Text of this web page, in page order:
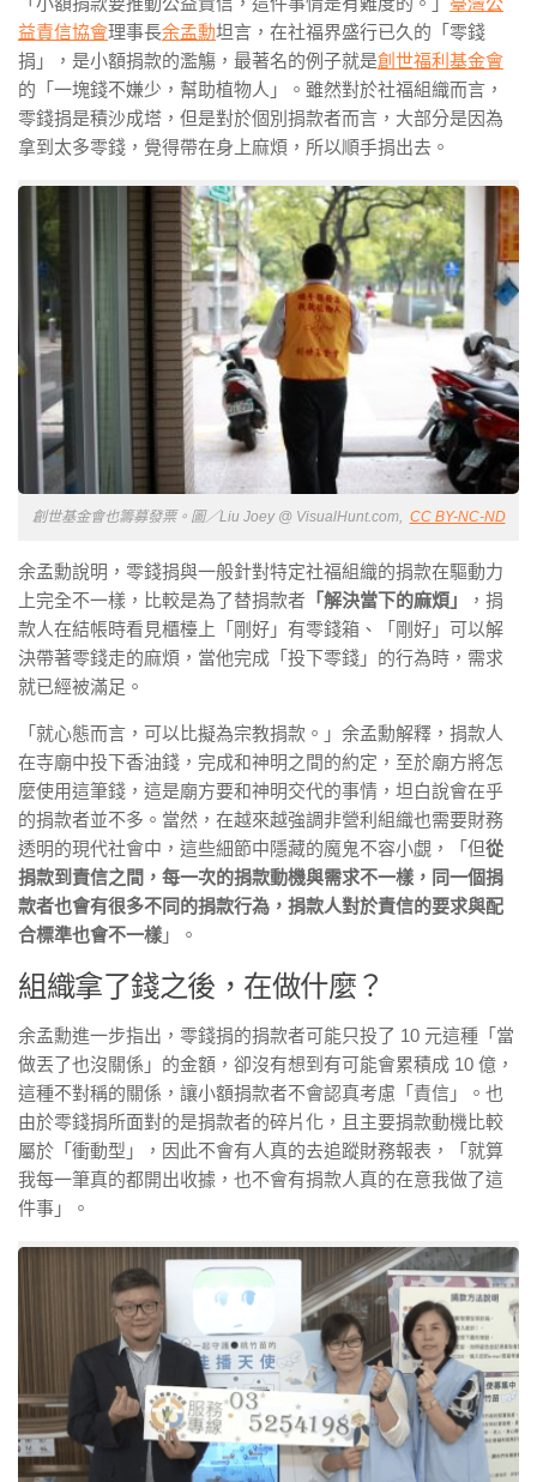
益責信協會理事長余孟勳坦言，在社福界盛行已久的「零錢
捐」，是小額捐款的濫觴，最著名的例子就是創世福利基金會
的「一塊錢不嫌少，幫助植物人」。雖然對於社福組織而言，
零錢捐是積沙成塔，但是對於個別捐款者而言，大部分是因為
拿到太多零錢，覺得帶在身上麻煩，所以順手捐出去。
創世基金會也籌募發票。圖／Liu Joey @ VisualHunt.com, CC BY-NC-ND
余孟勳說明，零錢捐與一般針對特定社福組織的捐款在驅動力
上完全不一樣，比較是為了替捐款者 「解決當下的麻煩」
，捐
款人在結帳時看見櫃檯上「剛好」有零錢箱、「剛好」可以解
決帶著零錢走的麻煩，當他完成「投下零錢」的行為時，需求
就已經被滿足。
「就心態而言，可以比擬為宗教捐款。」余孟勳解釋，捐款人
在寺廟中投下香油錢，完成和神明之間的約定，至於廟方將怎
麼使用這筆錢，這是廟方要和神明交代的事情，坦白說會在乎
的捐款者並不多。當然，在越來越強調非營利組織也需要財務
透明的現代社會中，這些細節中隱藏的魔鬼不容小覷，「但從
捐款到責信之間 ，每一次的捐款動機與需求不一樣，同一個捐
款者也會有很多不同的捐款行為，捐款人對於責信的要求與配
合標準也會不一樣 」。
組織拿了錢之後，在做什麼？
余孟勳進一步指出，零錢捐的捐款者可能只投了 10 元這種「當
做丟了也沒關係」的金額，卻沒有想到有可能會累積成 10 億，
這種不對稱的關係，讓小額捐款者不會認真考慮「責信」。也
由於零錢捐所面對的是捐款者的碎片化，且主要捐款動機比較
屬於「衝動型」，因此不會有人真的去追蹤財務報表，「就算
我每一筆真的都開出收據，也不會有捐款人真的在意我做了這
件事」。